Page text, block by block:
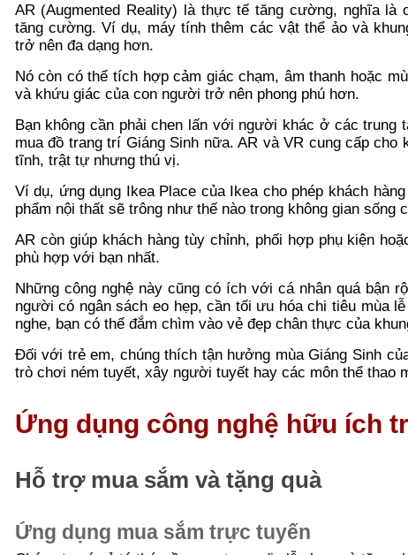
AR (Augmented Reality) là thực tế tăng cường, nghĩa
tăng cường. Ví dụ, máy tính thêm các vật thể ảo và
trở nên đa dạng hơn.
Nó còn có thể tích hợp cảm giác chạm, âm thanh hoặc
và khứu giác của con người trở nên phong phú hơn.
Bạn không cần phải chen lấn với người khác ở các trung
mua đồ trang trí Giáng Sinh nữa. AR và VR cung cấp cho
tĩnh, trật tự nhưng thú vị.
Ví dụ, ứng dụng Ikea Place của Ikea cho phép khách
phẩm nội thất sẽ trông như thế nào trong không gian sống
AR còn giúp khách hàng tùy chỉnh, phối hợp phụ kiện
phù hợp với bạn nhất.
Những công nghệ này cũng có ích với cá nhân quá bận
người có ngân sách eo hẹp, cần tối ưu hóa chi tiêu mùa
nghe, bạn có thể đắm chìm vào vẻ đẹp chân thực của
Đối với trẻ em, chúng thích tận hưởng mùa Giáng Sinh
trò chơi ném tuyết, xây người tuyết hay các môn thể thao
Ứng dụng công nghệ hữu ích
Hỗ trợ mua sắm và tặng quà
Ứng dụng mua sắm trực tuyến